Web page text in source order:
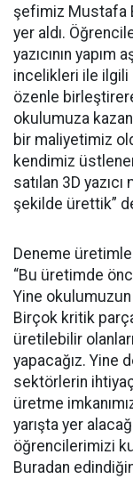
şefimiz Mustafa
yer aldı.
yazıcının yapım
incelikleri ile ilgili
özenle
okulumuza
bir maliyetimiz
kendimiz
satılan 3D
şekilde ürettik”
Deneme
“Bu üretimde
Yine
Birçok kritik
üretilebilir
yapacağız. Yine
sektörlerin
üretme
yarışta yer
öğrencilerimizi
Buradan